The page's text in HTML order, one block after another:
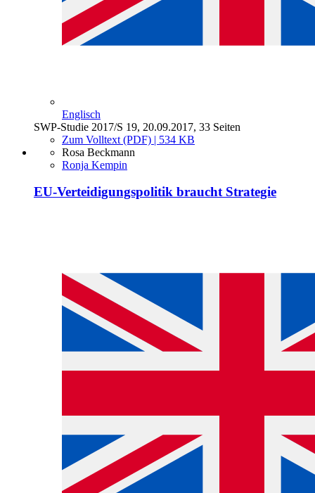
Englisch
SWP-Studie 2017/S 19, 20.09.2017, 33 Seiten
Zum Volltext (PDF) | 534 KB
Rosa Beckmann
Ronja Kempin
EU-Verteidigungspolitik braucht Strategie